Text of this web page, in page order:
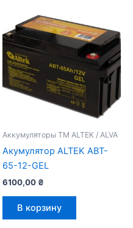
Аккумуляторы ТМ ALTEK / ALVA
Акумулятор ALTEK ABT-
65-12-GEL
6100,00 ₴
В корзину